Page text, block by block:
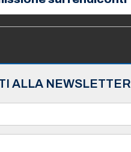
ALLA NEWSLETTER